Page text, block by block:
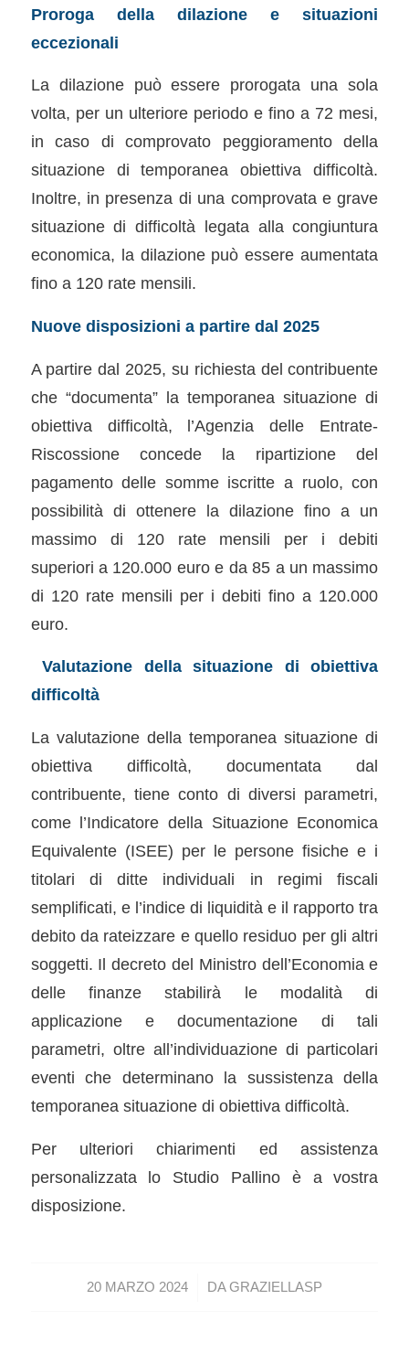
Proroga della dilazione e situazioni
eccezionali
La dilazione può essere prorogata una sola
volta, per un ulteriore periodo e fino a 72 mesi,
in caso di comprovato peggioramento della
situazione di temporanea obiettiva difficoltà.
Inoltre, in presenza di una comprovata e grave
situazione di difficoltà legata alla congiuntura
economica, la dilazione può essere aumentata
fino a 120 rate mensili.
Nuove disposizioni a partire dal 2025
A partire dal 2025, su richiesta del contribuente
che “documenta” la temporanea situazione di
obiettiva difficoltà, l’Agenzia delle Entrate-
Riscossione concede la ripartizione del
pagamento delle somme iscritte a ruolo, con
possibilità di ottenere la dilazione fino a un
massimo di 120 rate mensili per i debiti
superiori a 120.000 euro e da 85 a un massimo
di 120 rate mensili per i debiti fino a 120.000
euro.
Valutazione della situazione di obiettiva
difficoltà
La valutazione della temporanea situazione di
obiettiva difficoltà, documentata dal
contribuente, tiene conto di diversi parametri,
come l’Indicatore della Situazione Economica
Equivalente (ISEE) per le persone fisiche e i
titolari di ditte individuali in regimi fiscali
semplificati, e l’indice di liquidità e il rapporto tra
debito da rateizzare e quello residuo per gli altri
soggetti. Il decreto del Ministro dell’Economia e
delle finanze stabilirà le modalità di
applicazione e documentazione di tali
parametri, oltre all’individuazione di particolari
eventi che determinano la sussistenza della
temporanea situazione di obiettiva difficoltà.
Per ulteriori chiarimenti ed assistenza
personalizzata lo Studio Pallino è a vostra
disposizione.
20 MARZO 2024
/ DAGRAZIELLASP